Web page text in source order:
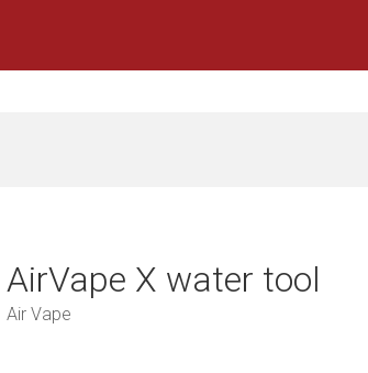
AirVape X water tool
Air Vape